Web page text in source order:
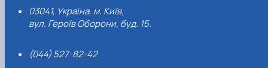
03041, Україна, м. Київ,
вул. Героїв Оборони, буд. 15.
(044) 527-82-42